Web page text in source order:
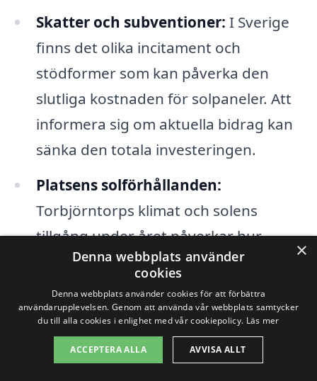
Skatter och subventioner: I Sverige
finns det olika incitament och
stödformer som kan påverka den
slutliga kostnaden för solpaneler. Att
informera sig om aktuella bidrag kan
sänka den totala investeringen.
Platsens solförhållanden:
Torbjörntorps klimat och solens
tillgång under året påverkar hur
mycket energi ett solpanelssystem
kan generera, vilket i sin tur kan
påverka kostnaden per producerad
kWh.
×
Denna webbplats använder
cookies
Denna webbplats använder cookies för att förbättra
användarupplevelsen. Genom att använda vår webbplats samtycker
du till alla cookies i enlighet med vår cookiepolicy. Läs mer
ACCEPTERA ALLA AVVISA ALLT